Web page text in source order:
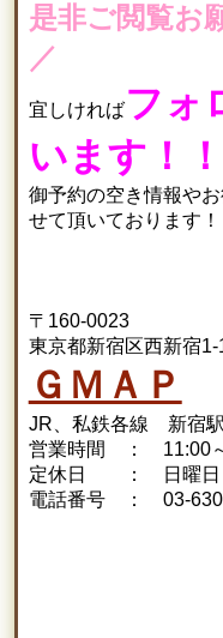
是非ご閲覧お
／
宜しければフォ
います！！
御予約の空き情報や
せて頂いております！
〒160-0023
東京都新宿区西新宿
ＧＭＡＰ
JR、私鉄各線 新宿
営業時間 ： 11:00
定休日 ： 日曜日
電話番号 ： 03-